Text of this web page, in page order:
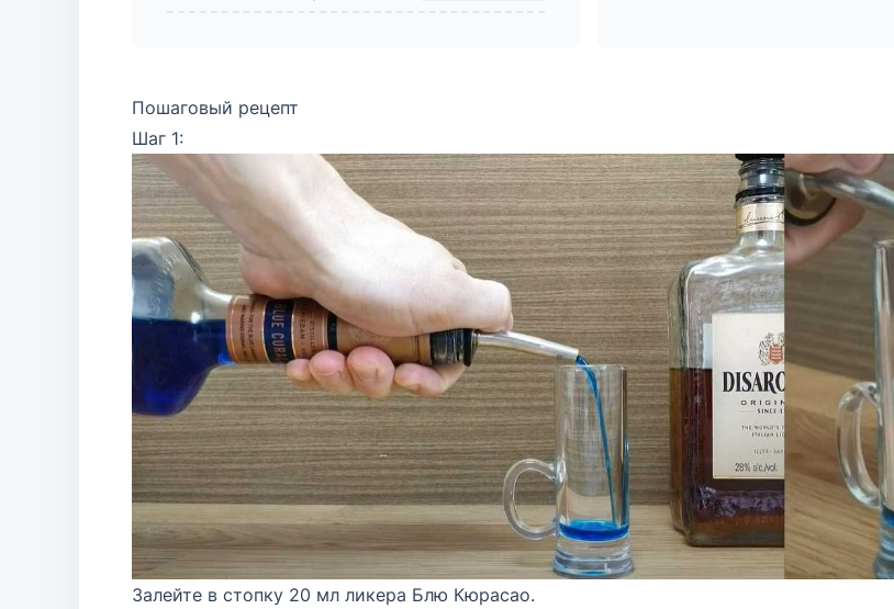
Пошаговый рецепт
Шаг 1:
Залейте в стопку 20 мл ликера Блю Кюрасао.